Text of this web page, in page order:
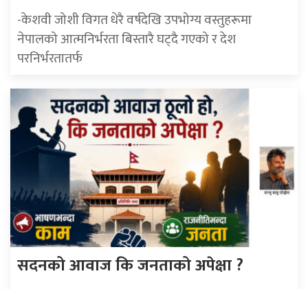
-केशवी जोशी विगत धेरै वर्षदेखि उपभोग्य वस्तुहरूमा
नेपालको आत्मनिर्भरता बिस्तारै घट्दै गएको र देश
परनिर्भरतातर्फ
सदनको आवाज कि जनताको अपेक्षा ?